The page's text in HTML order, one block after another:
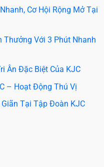
Cơ Hội Rộng Mở Tại
Thưởng Với 3 Phút Nhanh
Ân Đặc Biệt Của KJC
– Hoạt Động Thú Vị
Tại Tập Đoàn KJC